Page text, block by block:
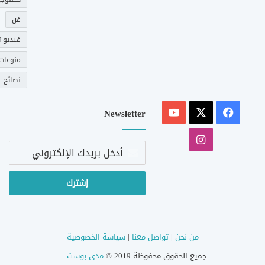
فن
فيديو
نصائح
فيسبوك
‫YouTube
انستقرام
Newsletter
أدخل
الإلكتروني
من نحن |تواصل معنا |سياسة الخصوصية
جميع الحقوق محفوظة 2019 ©
مدى بوست